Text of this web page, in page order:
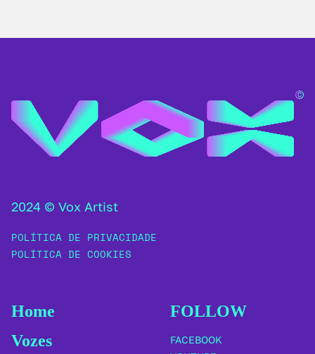
2024 © Vox Artist
POLÍTICA DE PRIVACIDADE
POLÍTICA DE COOKIES
Home
Vozes
FOLLOW
FACEBOOK